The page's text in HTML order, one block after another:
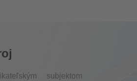
subjektom